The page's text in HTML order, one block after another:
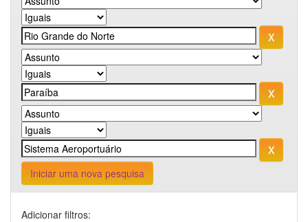
Iniciar uma nova pesquisa
Adicionar filtros: